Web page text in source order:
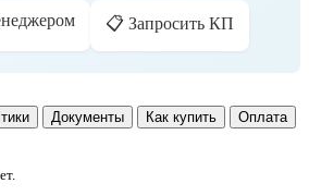
📋 Запросить КП
Документы Как купить
Оплата